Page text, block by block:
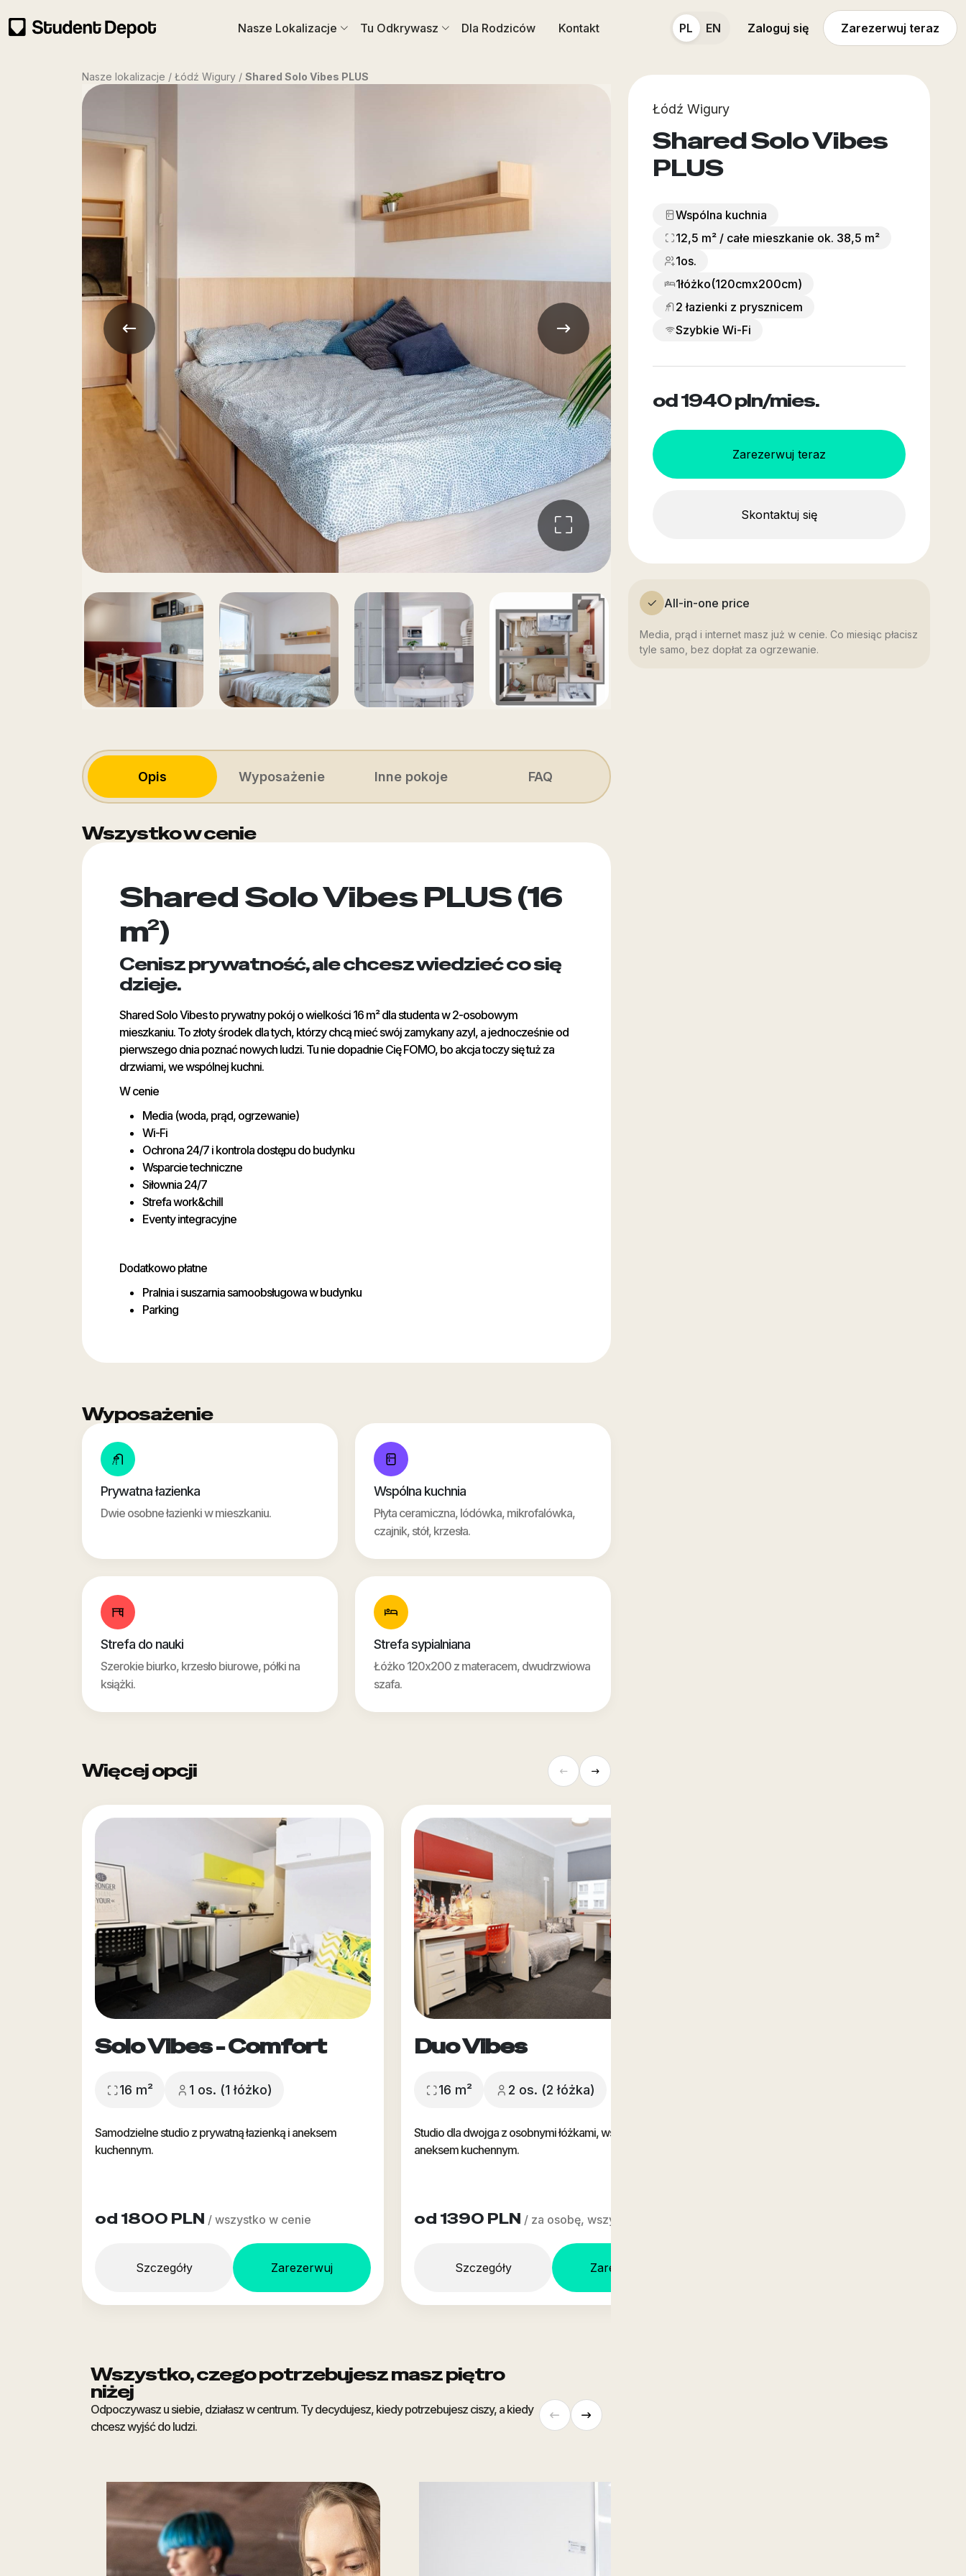
Nasze Lokalizacje Tu Odkrywasz Dla Rodziców Kontakt PL EN Zaloguj się Zarezerwuj teraz
Nasze lokalizacje / Łódź Wigury / Shared Solo Vibes PLUS
Opis Wyposażenie Inne pokoje FAQ
Wszystko w cenie
Shared Solo Vibes PLUS (16
m²)
Cenisz prywatność, ale chcesz wiedzieć co się
dzieje.
Shared Solo Vibes to prywatny pokój o wielkości 16 m² dla studenta w 2-osobowym
mieszkaniu. To złoty środek dla tych, którzy chcą mieć swój zamykany azyl, a jednocześnie od
pierwszego dnia poznać nowych ludzi. Tu nie dopadnie Cię FOMO, bo akcja toczy się tuż za
drzwiami, we wspólnej kuchni.
W cenie
Media (woda, prąd, ogrzewanie)
Wi-Fi
Ochrona 24/7 i kontrola dostępu do budynku
Wsparcie techniczne
Siłownia 24/7
Strefa work&chill
Eventy integracyjne
Dodatkowo płatne
Pralnia i suszarnia samoobsługowa w budynku
Parking
Wyposażenie
Prywatna łazienka
Dwie osobne łazienki w mieszkaniu.
Wspólna kuchnia
Płyta ceramiczna, lódówka, mikrofalówka,
czajnik, stół, krzesła.
Strefa do nauki
Szerokie biurko, krzesło biurowe, półki na
książki.
Strefa sypialniana
Łóżko 120x200 z materacem, dwudrzwiowa
szafa.
Więcej opcji
Solo Vibes - Comfort
16 m² 1 os. (1 łóżko)
Samodzielne studio z prywatną łazienką i aneksem
kuchennym.
od 1800 PLN / wszystko w cenie
Szczegóły Zarezerwuj
Duo Vibes
16 m² 2 os. (2 łóżka)
Studio dla dwojga z osobnymi łóżkami, wspólną łazienką i
aneksem kuchennym.
od 1390 PLN / za osobę, wszystko w cenie
Szczegóły Zarezerwuj
Wszystko, czego potrzebujesz masz piętro
niżej
Odpoczywasz u siebie, działasz w centrum. Ty decydujesz, kiedy potrzebujesz ciszy, a kiedy
chcesz wyjść do ludzi.
Łódź Wigury
Shared Solo Vibes
PLUS
Wspólna kuchnia
12,5 m² / całe mieszkanie ok. 38,5 m²
1os.
1łóżko(120cmx200cm)
2 łazienki z prysznicem
Szybkie Wi-Fi
od 1940pln/mies.
Zarezerwuj teraz
Skontaktuj się
All-in-one price
Media, prąd i internet masz już w cenie. Co miesiąc płacisz
tyle samo, bez dopłat za ogrzewanie.